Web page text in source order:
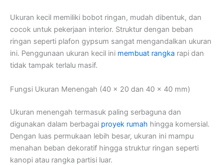
Ukuran kecil memiliki bobot ringan, mudah dibentuk, dan
cocok untuk pekerjaan interior. Struktur dengan beban
ringan seperti plafon gypsum sangat mengandalkan ukuran
ini. Penggunaan ukuran kecil ini membuat rangka rapi dan
tidak tampak terlalu masif.
Fungsi Ukuran Menengah (40 x 20 dan 40 x 40 mm)
Ukuran menengah termasuk paling serbaguna dan
digunakan dalam berbagai proyek rumah hingga komersial.
Dengan luas permukaan lebih besar, ukuran ini mampu
menahan beban dekoratif hingga struktur ringan seperti
kanopi atau rangka partisi luar.